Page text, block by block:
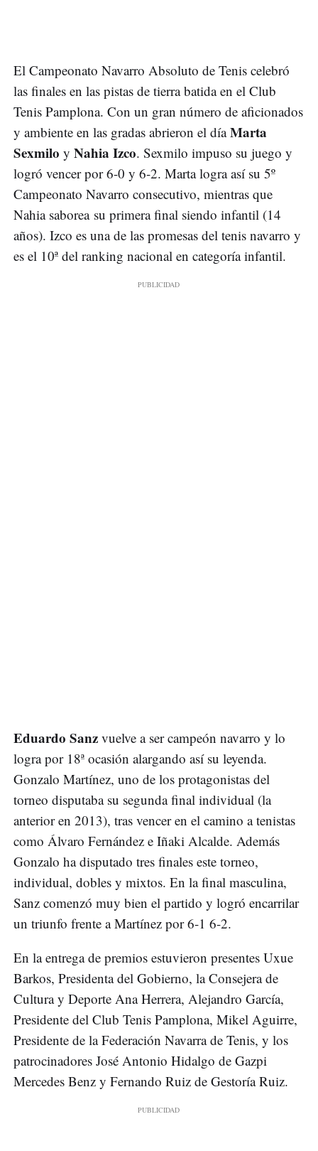
El Campeonato Navarro Absoluto de Tenis celebró
las finales en las pistas de tierra batida en el Club
Tenis Pamplona. Con un gran número de aficionados
y ambiente en las gradas abrieron el díaMarta
Sexmilo y Nahia Izco. Sexmilo impuso su juego y
logró vencer por 6-0 y 6-2. Marta logra así su 5º
Campeonato Navarro consecutivo, mientras que
Nahia saborea su primera final siendo infantil (14
años). Izco es una de las promesas del tenis navarro y
es el 10ª del ranking nacional en categoría infantil.
Eduardo Sanz vuelve a ser campeón navarro y lo
logra por 18ª ocasión alargando así su leyenda.
Gonzalo Martínez, uno de los protagonistas del
torneo disputaba su segunda final individual (la
anterior en 2013), tras vencer en el camino a tenistas
como Álvaro Fernández e Iñaki Alcalde. Además
Gonzalo ha disputado tres finales este torneo,
individual, dobles y mixtos. En la final masculina,
Sanz comenzó muy bien el partido y logró encarrilar
un triunfo frente a Martínez por 6-1 6-2.
En la entrega de premios estuvieron presentes Uxue
Barkos, Presidenta del Gobierno, la Consejera de
Cultura y Deporte Ana Herrera, Alejandro García,
Presidente del Club Tenis Pamplona, Mikel Aguirre,
Presidente de la Federación Navarra de Tenis, y los
patrocinadores José Antonio Hidalgo de Gazpi
Mercedes Benz y Fernando Ruiz de Gestoría Ruiz.